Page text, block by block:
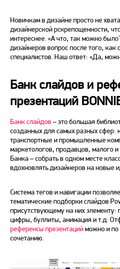
Новичкам в дизайне просто не
дизайнерской рскрепощенности,
интереснее. «А что, так можно
дизайнеров вопрос после того,
специалистов. Наш ответ: «Да,
Банк слайдов и
презентаций
Банк слайдов – это большая
созданных для самых разных сфер:
транспортные и промышленные
маркетологов, продавцов, малого и
Банка – собрать в одном месте
вдохновлять дизайнеров на новые
Система тегов и навигации
тематические подборки слайдов
присутствующему на них
цифры, буллиты, анимация и т.д.
референсы презентацийможно и по
сочетанию.